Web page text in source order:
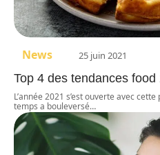
News 25 juin 2021
Top 4 des tendances
L’année 2021 s’est ouverte avec
temps a bouleversé…